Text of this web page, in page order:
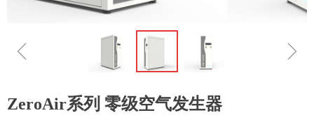
ꁆ ꁇ
ZeroAir系列 零级空气发生器